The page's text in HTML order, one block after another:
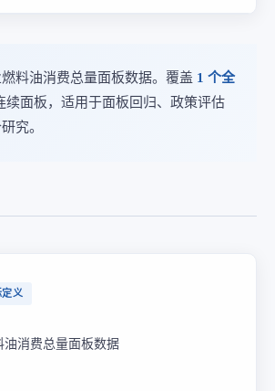
料油消费总量面板数据。覆盖 1 个全
续面板，适用于面板回归、政策评估
究。
定义
油消费总量面板数据